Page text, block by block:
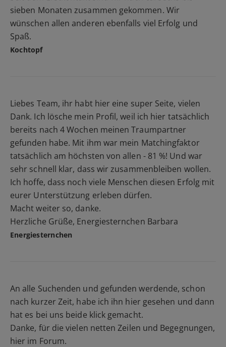
sieben Monaten zusammen gekommen. Wir
wünschen allen anderen ebenfalls viel Erfolg und
Spaß.
Kochtopf
Liebes Team, ihr habt hier eine super Seite, vielen
Dank. Ich lösche mein Profil, weil ich hier tatsächlich
bereits nach 4 Wochen meinen Traumpartner
gefunden habe. Mit ihm war mein Matchingfaktor
tatsächlich am höchsten von allen - 81 %! Und war
sehr schnell klar, dass wir zusammenbleiben wollen.
Ich hoffe, dass noch viele Menschen diesen Erfolg mit
eurer Unterstützung erleben dürfen.
Macht weiter so, danke.
Herzliche Grüße, Energiesternchen Barbara
Energiesternchen
An alle Suchenden und gefunden werdende, schon
nach kurzer Zeit, habe ich ihn hier gesehen und dann
hat es bei uns beide klick gemacht.
Danke, für die vielen netten Zeilen und Begegnungen,
hier im Forum.